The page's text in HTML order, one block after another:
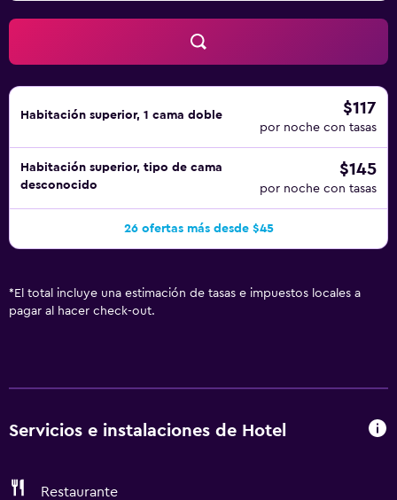
Habitación superior, 1 cama doble $117
por noche con tasas
Habitación superior, tipo de cama
desconocido
$145
por noche con tasas
26 ofertas más desde $45
* El total incluye una estimación de tasas e impuestos locales a
pagar al hacer check-out.
Servicios e instalaciones de Hotel
Restaurante